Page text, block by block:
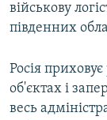
військову
південних
Росія
об'єктах і
весь